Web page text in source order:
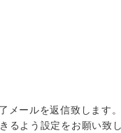
ールを返信致します。
よう設定をお願い致し